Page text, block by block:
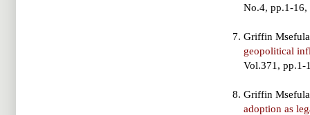
No.4, pp.1-16,
Griffin
geopolitical
Vol.371, pp.1-
Griffin
adoption as